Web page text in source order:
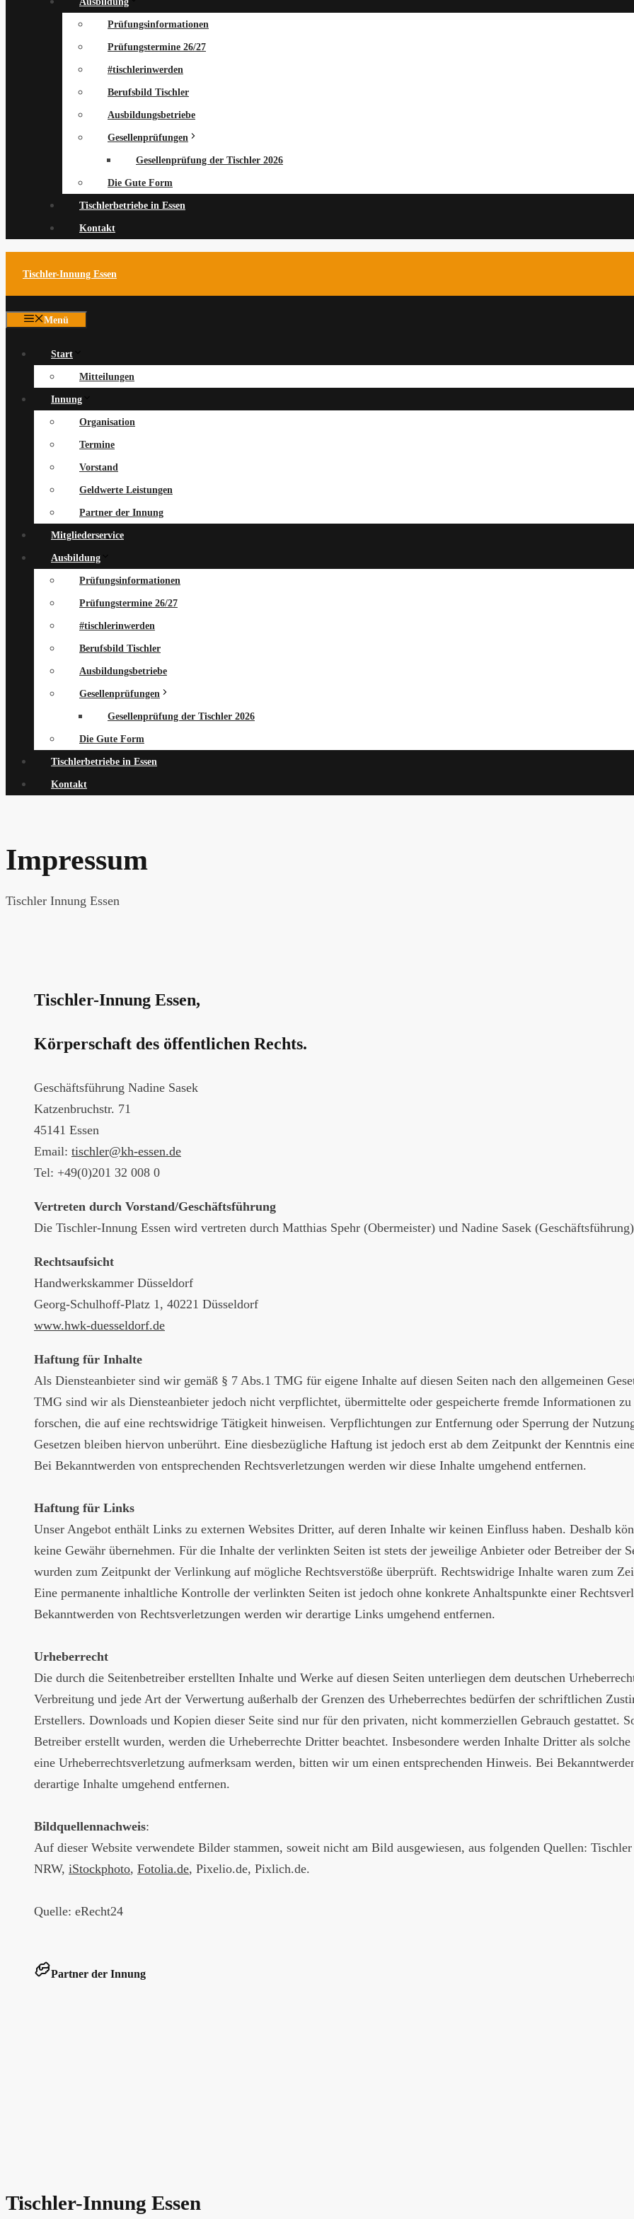
Prüfungsinformationen
Prüfungstermine 26/27
#tischlerinwerden
Berufsbild Tischler
Ausbildungsbetriebe
Gesellenprüfungen
Gesellenprüfung der Tischler 2026
Die Gute Form
Tischlerbetriebe in Essen
Kontakt
Tischler-Innung Essen
Menü
Start
Mitteilungen
Innung
Organisation
Termine
Vorstand
Geldwerte Leistungen
Partner der Innung
Mitgliederservice
Ausbildung
Prüfungsinformationen
Prüfungstermine 26/27
#tischlerinwerden
Berufsbild Tischler
Ausbildungsbetriebe
Gesellenprüfungen
Gesellenprüfung der Tischler 2026
Die Gute Form
Tischlerbetriebe in Essen
Kontakt
Impressum
Tischler Innung Essen
Tischler-Innung Essen,
Körperschaft des öffentlichen Rechts.
Geschäftsführung Nadine Sasek
Katzenbruchstr. 71
45141 Essen
Email: tischler@kh-essen.de
Tel: +49(0)201 32 008 0
Vertreten durch Vorstand/Geschäftsführung
Die Tischler-Innung Essen wird vertreten durch Matthias Spehr (Obermeister) und Nadine Sasek
Rechtsaufsicht
Handwerkskammer Düsseldorf
Georg-Schulhoff-Platz 1, 40221 Düsseldorf
www.hwk-duesseldorf.de
Haftung für Inhalte
Als Diensteanbieter sind wir gemäß § 7 Abs.1 TMG für eigene Inhalte auf diesen Seiten nach den allgemeinen
TMG sind wir als Diensteanbieter jedoch nicht verpflichtet, übermittelte oder gespeicherte fremde Informationen zu
forschen, die auf eine rechtswidrige Tätigkeit hinweisen. Verpflichtungen zur Entfernung oder Sperrung der
Gesetzen bleiben hiervon unberührt. Eine diesbezügliche Haftung ist jedoch erst ab dem Zeitpunkt der Kenntnis
Bei Bekanntwerden von entsprechenden Rechtsverletzungen werden wir diese Inhalte umgehend entfernen.
Haftung für Links
Unser Angebot enthält Links zu externen Websites Dritter, auf deren Inhalte wir keinen Einfluss haben. Deshalb
keine Gewähr übernehmen. Für die Inhalte der verlinkten Seiten ist stets der jeweilige Anbieter oder Betreiber der
wurden zum Zeitpunkt der Verlinkung auf mögliche Rechtsverstöße überprüft. Rechtswidrige Inhalte waren zum
Eine permanente inhaltliche Kontrolle der verlinkten Seiten ist jedoch ohne konkrete Anhaltspunkte einer
Bekanntwerden von Rechtsverletzungen werden wir derartige Links umgehend entfernen.
Urheberrecht
Die durch die Seitenbetreiber erstellten Inhalte und Werke auf diesen Seiten unterliegen dem deutschen
Verbreitung und jede Art der Verwertung außerhalb der Grenzen des Urheberrechtes bedürfen der schriftlichen
Erstellers. Downloads und Kopien dieser Seite sind nur für den privaten, nicht kommerziellen Gebrauch gestattet.
Betreiber erstellt wurden, werden die Urheberrechte Dritter beachtet. Insbesondere werden Inhalte Dritter als
eine Urheberrechtsverletzung aufmerksam werden, bitten wir um einen entsprechenden Hinweis. Bei
derartige Inhalte umgehend entfernen.
Bildquellennachweis:
Auf dieser Website verwendete Bilder stammen, soweit nicht am Bild ausgewiesen, aus folgenden Quellen:
NRW, iStockphoto, Fotolia.de, Pixelio.de, Pixlich.de.
Quelle: eRecht24
Partner der Innung
Tischler-Innung Essen